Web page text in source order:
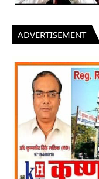
ADVERTISEMENT